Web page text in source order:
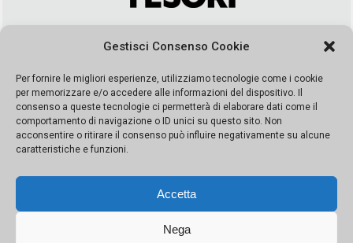
Gestisci Consenso Cookie
Per fornire le migliori esperienze, utilizziamo tecnologie come i cookie
per memorizzare e/o accedere alle informazioni del dispositivo. Il
consenso a queste tecnologie ci permetterà di elaborare dati come il
comportamento di navigazione o ID unici su questo sito. Non
acconsentire o ritirare il consenso può influire negativamente su alcune
caratteristiche e funzioni.
Accetta
Nega
segreteria@leviedeitesori.it
Direttore ResponsabileMarcello Barbaro – Aut. del tribunale di
Palermo n. 19 del 2017 iscrizione al roc numero 37003 Editore
Porta Felice Srl. Sede legale: Via Libertà 93 – 90143 Palermo
Società iscritta alla Camera di Commercio di Palermo Ufficio
065228208251 Capitale 10000 euro IV